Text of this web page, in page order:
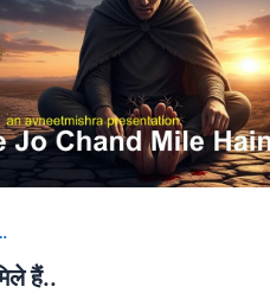
हैं..